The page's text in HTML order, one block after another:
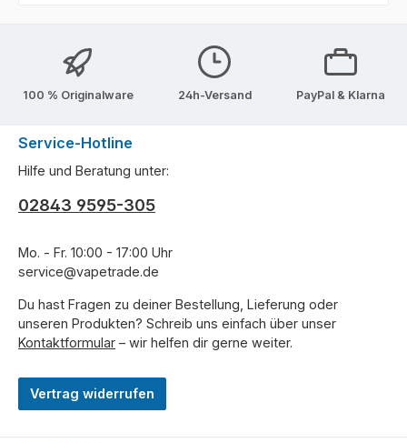
100 % Originalware 24h-Versand PayPal & Klarna
Service-Hotline
Hilfe und Beratung unter:
02843 9595-305
Mo. - Fr. 10:00 - 17:00 Uhr
service@vapetrade.de
Du hast Fragen zu deiner Bestellung, Lieferung oder
unseren Produkten? Schreib uns einfach über unser
Kontaktformular – wir helfen dir gerne weiter.
Vertrag widerrufen